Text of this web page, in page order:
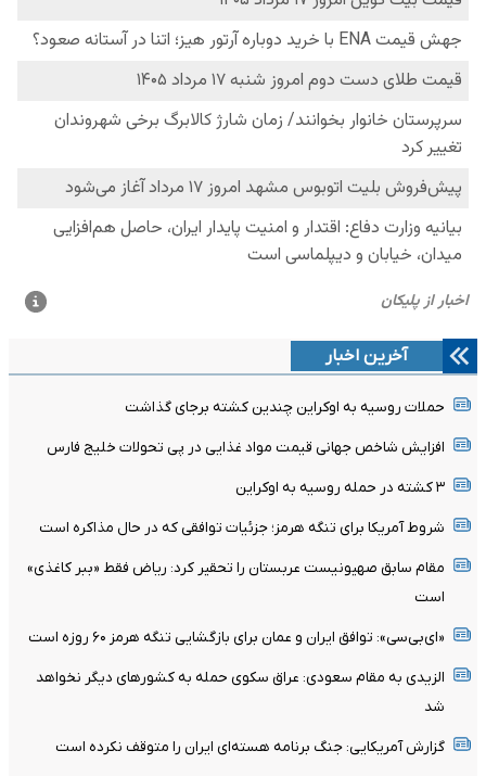
آخرین اخبار
حملات روسیه به اوکراین چندین کشته برجای گذاشت
افزایش شاخص جهانی قیمت مواد غذایی در پی تحولات خلیج فارس
۳ کشته در حمله روسیه به اوکراین
شروط آمریکا برای تنگه هرمز؛ جزئیات توافقی که در حال مذاکره است
مقام سابق صهیونیست عربستان را تحقیر کرد: ریاض فقط «ببر کاغذی»
است
«ای‌بی‌سی»: توافق ایران و عمان برای بازگشایی تنگه هرمز ۶۰ روزه است
الزیدی به مقام سعودی: عراق سکوی حمله به کشورهای دیگر نخواهد
شد
گزارش آمریکایی: جنگ برنامه هسته‌ای ایران را متوقف نکرده است